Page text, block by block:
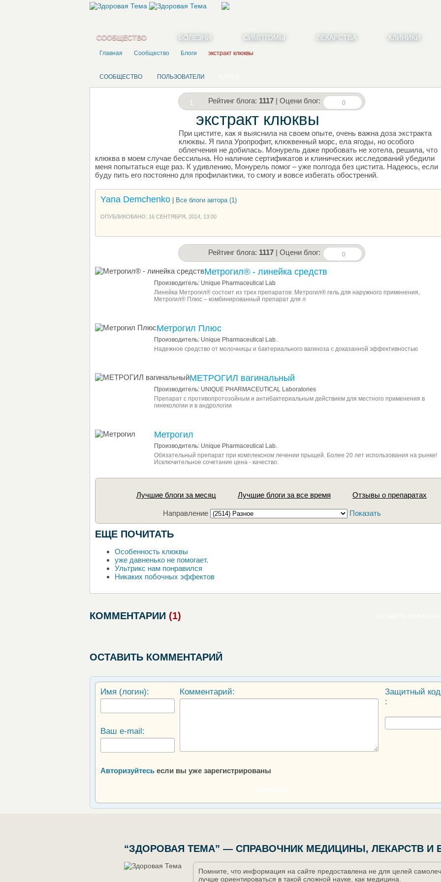
СООБЩЕСТВО БОЛЕЗНИ СИМПТОМЫ ЛЕКАРСТВА КЛИНИКИ
Главная Сообщество Блоги экстракт клюквы
СООБЩЕСТВО ПОЛЬЗОВАТЕЛИ
1 Рейтинг блога: 1117 | Оцени блог: 0
экстракт клюквы
При цистите, как я выяснила на своем опыте, очень важна доза экстракта
клюквы. Я пила Уропрофит, клюквенный морс, ела ягоды, но особого
облегчения не добилась. Монурель даже пробовать не хотела, решила, что
клюква в моем случае бессильна. Но наличие сертификатов и клинических исследований убедили
меня попытаться еще раз. К удивлению, Монурель помог – уже полгода без цистита. Надеюсь, если
буду пить его постоянно для профилактики, то смогу и вовсе избегать обострений.
Yana Demchenko Все блоги автора (1)
ОПУБЛИКОВАНО: 16 СЕНТЯБРЯ, 2014, 13:00
Рейтинг блога: 1117 | Оцени блог: 0
Метрогил® - линейка средств
Производитель: Unique Pharmaceutical Lab
Линейка Метрогил® состоит из трех препаратов: Метрогил® гель для наружного применения,
Метрогил® Плюс – комбинированный препарат для л
Метрогил Плюс
Производитель: Unique Pharmaceutical Lab.
Надежное средство от молочницы и бактериального вагиноза с доказанной эффективностью
МЕТРОГИЛ вагинальный
Производитель: UNIQUE PHARMACEUTICAL Laboratories
Препарат с противопротозойным и антибактериальным действием для местного применения в
гинекологии и в андрологии
Метрогил
Производитель: Unique Pharmaceutical Lab.
Обязательный препарат при комплексном лечении прыщей. Более 20 лет использования на рынке!
Исключительное сочетание цена - качество.
Лучшие блоги за месяц Лучшие блоги за все время Отзывы о препаратах
Направление Показать
ЕЩЕ ПОЧИТАТЬ
Особенность клюквы
уже давненько не помогает.
Ультрикс нам понравился
Никаких побочных эффектов
КОММЕНТАРИИ (1)
ОСТАВИТЬ КОММЕНТАРИЙ
Имя (логин):
Ваш e-mail:
Комментарий:
Защитный код
:
Авторизуйтесь если вы уже зарегистрированы
“ЗДОРОВАЯ ТЕМА” — СПРАВОЧНИК МЕДИЦИНЫ, ЛЕКАРСТВ И
Помните, что информация на сайте предоставлена не для целей
лучше ориентироваться в такой сложной науке, как медицина.